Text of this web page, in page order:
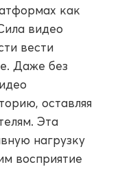
как
видео
вести
Даже без
оставляя
Эта
нагрузку
восприятие